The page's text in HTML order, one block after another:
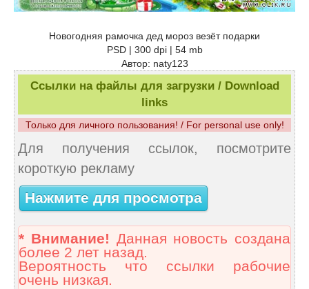
Новогодняя рамочка дед мороз везёт подарки
PSD | 300 dpi | 54 mb
Автор: naty123
Ссылки на файлы для загрузки / Download
links
Только для личного пользования! / For personal use only!
Для получения ссылок, посмотрите
короткую рекламу
Нажмите для просмотра
* Внимание! Данная новость создана
более 2 лет назад.
Вероятность что ссылки рабочие
очень низкая.